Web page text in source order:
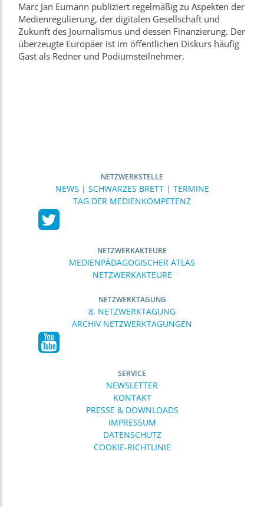
Marc Jan Eumann publiziert regelmäßig zu Aspekten der
Medienregulierung, der digitalen Gesellschaft und
Zukunft des Journalismus und dessen Finanzierung. Der
überzeugte Europäer ist im öffentlichen Diskurs häufig
Gast als Redner und Podiumsteilnehmer.
NETZWERKSTELLE
NEWS | SCHWARZES BRETT | TERMINE
TAG DER MEDIENKOMPETENZ
NETZWERKAKTEURE
MEDIENPÄDAGOGISCHER ATLAS
NETZWERKAKTEURE
NETZWERKTAGUNG
8. NETZWERKTAGUNG
ARCHIV NETZWERKTAGUNGEN
SERVICE
NEWSLETTER
KONTAKT
PRESSE & DOWNLOADS
IMPRESSUM
DATENSCHUTZ
COOKIE-RICHTLINIE